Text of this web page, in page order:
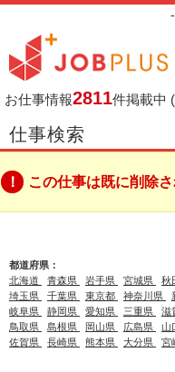
お仕事情報2811件掲載中
仕事検索
この仕事は既に削除
都道府県：
北海道
青森県 岩手県 宮城県 秋
埼玉県
千葉県 東京都 神奈川県
岐阜県
静岡県 愛知県 三重県 滋
鳥取県
島根県 岡山県 広島県 山
佐賀県
長崎県 熊本県 大分県 宮